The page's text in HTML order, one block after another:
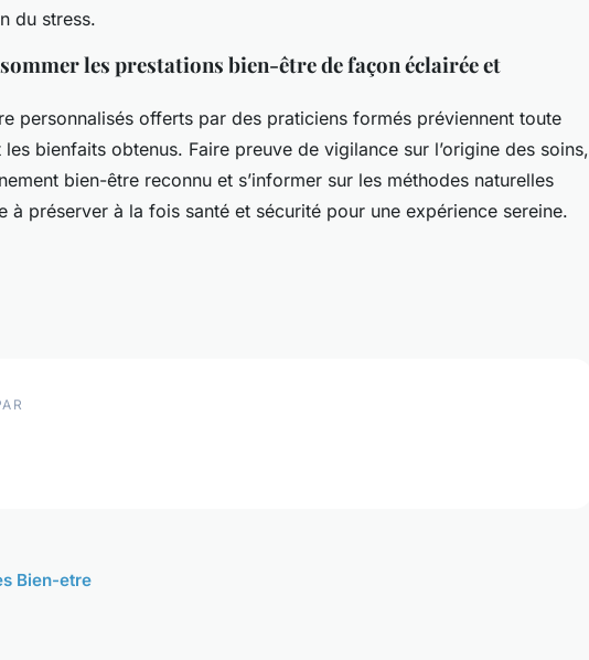
du stress.
les prestations bien-être de façon éclairée et
personnalisés offerts par des praticiens formés préviennent toute
bienfaits obtenus. Faire preuve de vigilance sur l’origine des soins,
bien-être reconnu et s’informer sur les méthodes naturelles
à préserver à la fois santé et sécurité pour une expérience sereine.
Bien-etre